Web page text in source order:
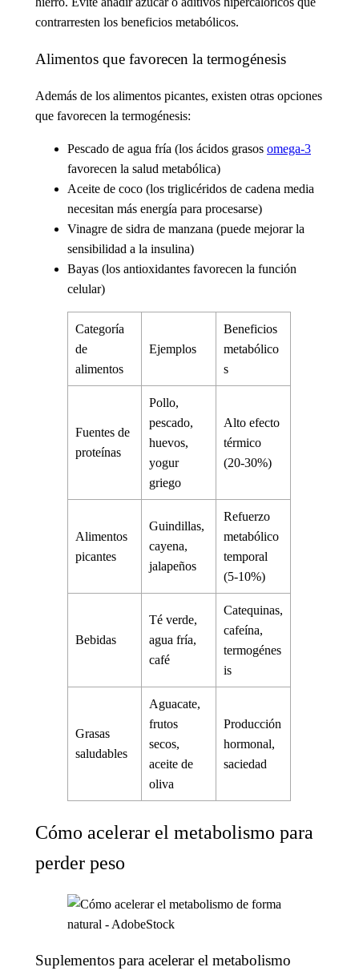
contrarresten los beneficios metabólicos.
Alimentos que favorecen la termogénesis
Además de los alimentos picantes, existen otras opciones
que favorecen la termogénesis:
Pescado de agua fría (los ácidos grasos omega-3
favorecen la salud metabólica)
Aceite de coco (los triglicéridos de cadena media
necesitan más energía para procesarse)
Vinagre de sidra de manzana (puede mejorar la
sensibilidad a la insulina)
Bayas (los antioxidantes favorecen la función
celular)
Categoría
de
alimentos
Ejemplos
Beneficios
metabólico
s
Fuentes de
proteínas
Pollo,
pescado,
huevos,
yogur
griego
Alto efecto
térmico
(20-30%)
Alimentos
picantes
Guindillas,
cayena,
jalapeños
Refuerzo
metabólico
temporal
(5-10%)
Bebidas
Té verde,
agua fría,
café
Catequinas,
cafeína,
termogénes
is
Grasas
saludables
Aguacate,
frutos
secos,
aceite de
oliva
Producción
hormonal,
saciedad
Cómo acelerar el metabolismo para
perder peso
Suplementos para acelerar el metabolismo